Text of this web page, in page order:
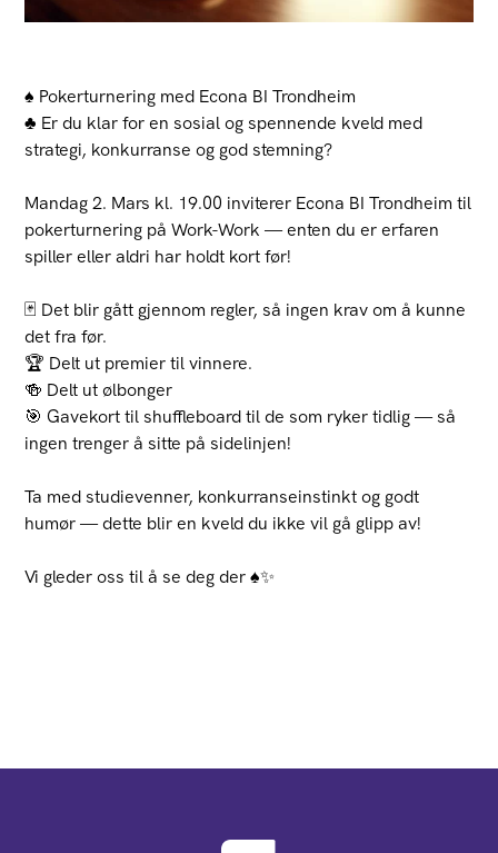
♠️ Pokerturnering med Econa BI Trondheim
♣️ Er du klar for en sosial og spennende kveld med
strategi, konkurranse og god stemning?
Mandag 2. Mars kl. 19.00 inviterer Econa BI Trondheim til
pokerturnering på Work-Work — enten du er erfaren
spiller eller aldri har holdt kort før!
🃏 Det blir gått gjennom regler, så ingen krav om å kunne
det fra før.
🏆 Delt ut premier til vinnere.
🍻 Delt ut ølbonger
🎯 Gavekort til shuffleboard til de som ryker tidlig — så
ingen trenger å sitte på sidelinjen!
Ta med studievenner, konkurranseinstinkt og godt
humør — dette blir en kveld du ikke vil gå glipp av!
Vi gleder oss til å se deg der ♠️✨